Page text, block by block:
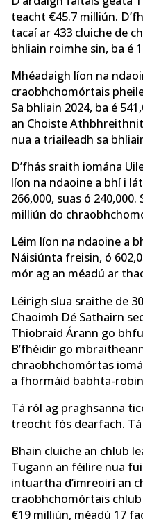
teacht €45.7 milliún.
tacaí ar 433 cluiche de
bhliain roimhe sin, ba é
Mhéadaigh líon na
craobhchomórtais
Sa bhliain 2024, ba é
an Choiste
nua a triaileadh sa
D’fhás sraith iomána
líon na ndaoine a bhí i
266,000, suas ó
milliún do
Léim líon na ndaoine a
Náisiúnta freisin, ó
mór ag an méadú ar
Léirigh slua sraithe de
Chaoimh Dé Sathairn
Thiobraid Árann go
B’fhéidir go
chraobhchomórtas
a fhormáid babhta-
Tá ról ag praghsanna
treocht fós dearfach.
Bhain cluiche an chlub
Tugann an féilire nua
intuartha d’imreoirí an
craobhchomórtais
€19 milliún, méadú 17